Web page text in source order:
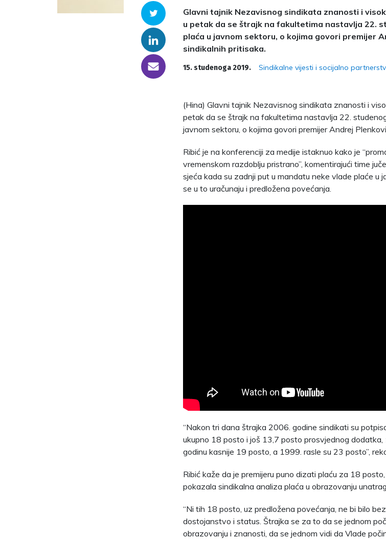
Twitter
Linkedin
someone@yoursite.com
Glavni tajnik Nezavisnog sindikata znanosti i
u petak da se štrajk na fakultetima nastavlja 22.
plaća u javnom sektoru, o kojima govori premijer
sindikalnih pritisaka.
15. studenoga 2019. Sindikalne vijesti i socijalno
(Hina) Glavni tajnik Nezavisnog sindikata znanosti i
petak da se štrajk na fakultetima nastavlja 22.
javnom sektoru, o kojima govori premijer Andrej
Ribić je na konferenciji za medije istaknuo kako je
vremenskom razdoblju pristrano”, komentirajući time
sjeća kada su zadnji put u mandatu neke vlade plaće u
se u to uračunaju i predložena povećanja.
“Nakon tri dana štrajka 2006. godine sindikati su
ukupno 18 posto i još 13,7 posto prosvjednog
godinu kasnije 19 posto, a 1999. rasle su 23 posto”,
Ribić kaže da je premijeru puno dizati plaću za 18
pokazala sindikalna analiza plaća u obrazovanju
“Ni tih 18 posto, uz predložena povećanja, ne bi bilo
dostojanstvo i status. Štrajka se za to da se jednom
obrazovanju i znanosti, da se jednom vidi da Vlade